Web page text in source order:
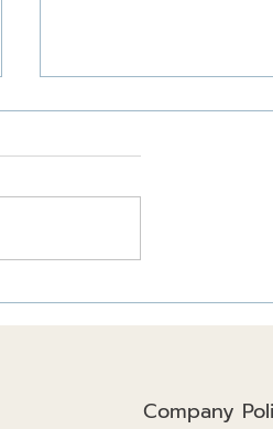
3 เรื่องควรรู้ โครงสร้าง
ต่อการก่อสร้างยังไง!!
Company